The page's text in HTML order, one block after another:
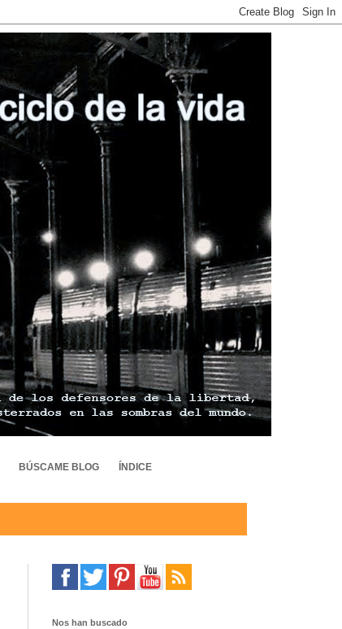
BÚSCAME BLOG ÍNDICE
Nos han buscado